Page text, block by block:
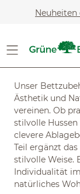
Zum Hauptinhalt
Neuheiten
Hussen
Unser
Ästhetik und
vereinen. Ob
stilvolle
clevere
Teil ergänzt
stilvolle Weise.
Individualität
natürliches